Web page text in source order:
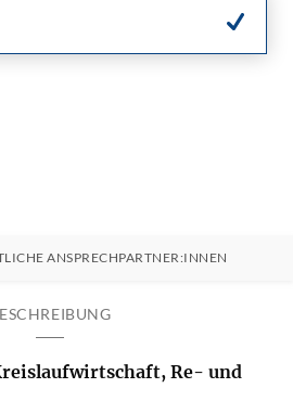
ANSPRECHPARTNER:INNEN
Re- und